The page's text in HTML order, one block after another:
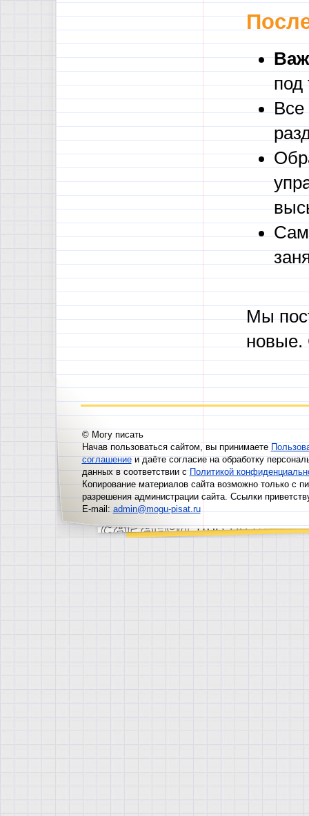
под
Все
Мы
новые.
© Могу писать
Начав пользоваться сайтом, вы принимаете
соглашениеи даёте согласие на обработку
данных в соответствии сПолитикой
Копирование материалов сайта возможно только с
разрешения администрации сайта. Ссылки
E-mail:admin@mogu-pisat.ru